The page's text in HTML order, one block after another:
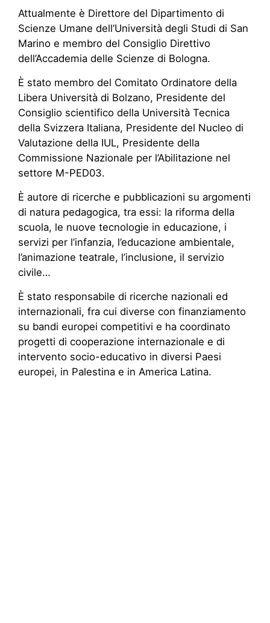
Attualmente è Direttore del Dipartimento di
Scienze Umane dell’Università degli Studi di San
Marino e membro del Consiglio Direttivo
dell’Accademia delle Scienze di Bologna.
È stato membro del Comitato Ordinatore della
Libera Università di Bolzano, Presidente del
Consiglio scientifico della Università Tecnica
della Svizzera Italiana, Presidente del Nucleo di
Valutazione della IUL, Presidente della
Commissione Nazionale per l’Abilitazione nel
settore M-PED03.
È autore di ricerche e pubblicazioni su argomenti
di natura pedagogica, tra essi: la riforma della
scuola, le nuove tecnologie in educazione, i
servizi per l’infanzia, l’educazione ambientale,
l’animazione teatrale, l’inclusione, il servizio
civile…
È stato responsabile di ricerche nazionali ed
internazionali, fra cui diverse con finanziamento
su bandi europei competitivi e ha coordinato
progetti di cooperazione internazionale e di
intervento socio-educativo in diversi Paesi
europei, in Palestina e in America Latina.